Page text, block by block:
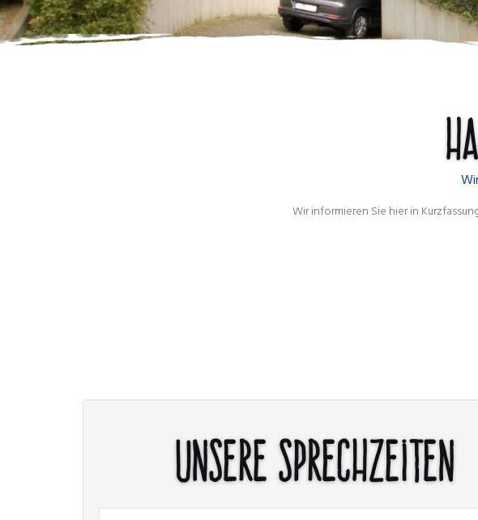
Wir informieren Sie hier in
Unsere Sprechzeiten